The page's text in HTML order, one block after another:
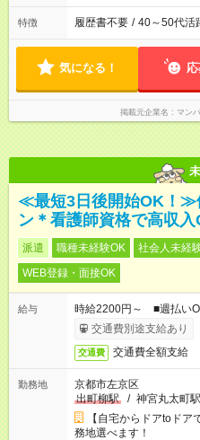
特徴 履歴書不要 / 40～50代活
気になる！
掲載元企業名 マン
≪最短3日後開始OK！≫
ン＊看護師資格で高収入
派遣 職種未経験OK 社会人未経
WEB登録・面接OK
給与
時給2200円～ ■週払い
交通費別途支給あり
交通費 交通費全額支給
勤務地
京都市左京区
出町柳駅
/ 神宮丸太町駅
【自宅からドアtoド
務地選べます！